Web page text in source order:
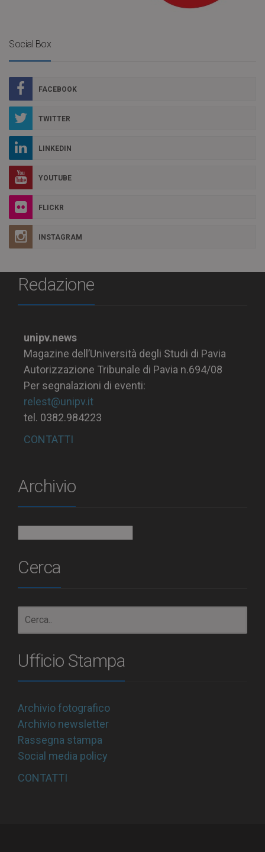
Social Box
FACEBOOK
TWITTER
LINKEDIN
YOUTUBE
FLICKR
INSTAGRAM
Redazione
unipv.news
Magazine dell’Università degli Studi di Pavia
Autorizzazione Tribunale di Pavia n.694/08
Per segnalazioni di eventi:
relest@unipv.it
tel. 0382.984223
CONTATTI
Archivio
Cerca
Ufficio Stampa
Archivio fotografico
Archivio newsletter
Rassegna stampa
Social media policy
CONTATTI